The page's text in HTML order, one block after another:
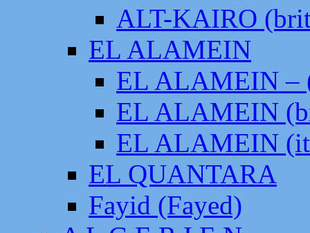
ALT-KAIRO
EL ALAMEIN
EL ALAMEIN –
EL ALAMEIN
EL ALAMEIN
EL QUANTARA
Fayid (Fayed)